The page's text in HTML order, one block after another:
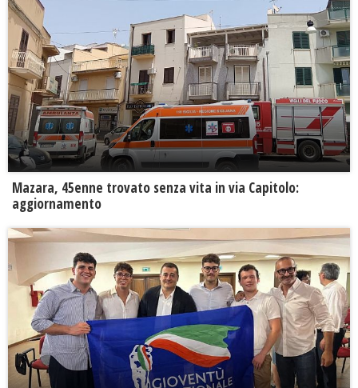
Mazara, 45enne trovato senza vita in via Capitolo:
aggiornamento